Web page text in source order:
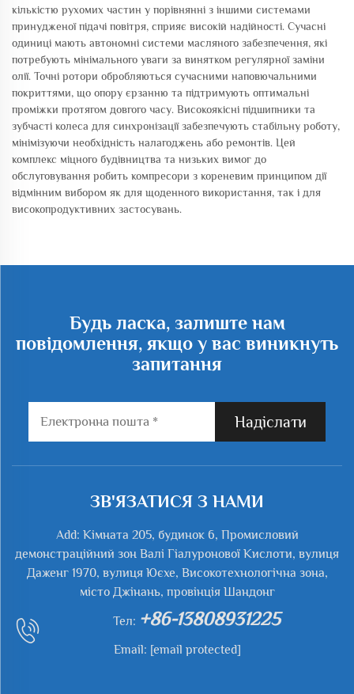
кількістю рухомих частин у порівнянні з іншими системами
принудженої підачі повітря, сприяє високій надійності. Сучасні
одиниці мають автономні системи масляного забезпечення, які
потребують мінімального уваги за винятком регулярної заміни
олії. Точні ротори обробляються сучасними наповючальними
покриттями, що опору єрзанню та підтримують оптимальні
проміжки протягом довгого часу. Високоякісні підшипники та
зубчасті колеса для синхронізації забезпечують стабільну роботу,
мінімізуючи необхідність налагоджень або ремонтів. Цей
комплекс міцного будівництва та низьких вимог до
обслуговування робить компресори з кореневим принципом дії
відмінним вибором як для щоденного використання, так і для
високопродуктивних застосувань.
Будь ласка, залиште нам
повідомлення, якщо у вас виникнуть
запитання
Надіслати
ЗВ'ЯЗАТИСЯ З НАМИ
Add: Кімната 205, будинок 6, Промисловий
демонстраційний зон Валі Гіалуронової Кислоти, вулиця
Даженг 1970, вулиця Юєхе, Високотехнологічна зона,
місто Джінань, провінція Шандонг
Тел: +86-13808931225
Email: [email protected]